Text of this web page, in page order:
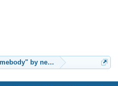
by new_mansum